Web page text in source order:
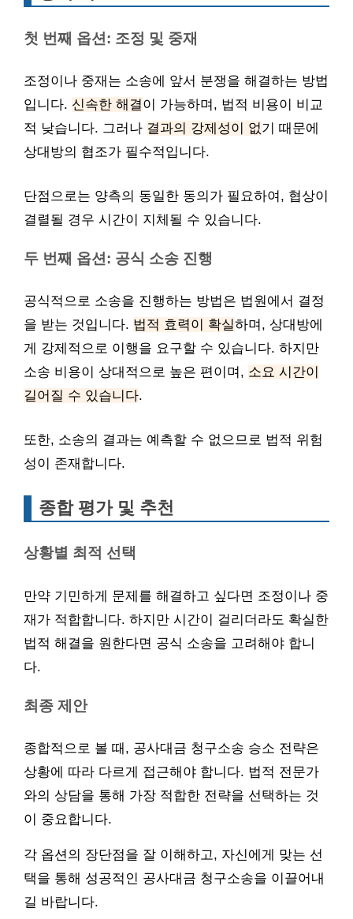
첫 번째 옵션: 조정 및 중재
조정이나 중재는 소송에 앞서 분쟁을 해결하는 방법
입니다. 신속한 해결이 가능하며, 법적 비용이 비교
적 낮습니다. 그러나 결과의 강제성이 없기 때문에
상대방의 협조가 필수적입니다.
단점으로는 양측의 동일한 동의가 필요하여, 협상이
결렬될 경우 시간이 지체될 수 있습니다.
두 번째 옵션: 공식 소송 진행
공식적으로 소송을 진행하는 방법은 법원에서 결정
을 받는 것입니다. 법적 효력이 확실하며, 상대방에
게 강제적으로 이행을 요구할 수 있습니다. 하지만
소송 비용이 상대적으로 높은 편이며, 소요 시간이
길어질 수 있습니다.
또한, 소송의 결과는 예측할 수 없으므로 법적 위험
성이 존재합니다.
종합 평가 및 추천
상황별 최적 선택
만약 기민하게 문제를 해결하고 싶다면 조정이나 중
재가 적합합니다. 하지만 시간이 걸리더라도 확실한
법적 해결을 원한다면 공식 소송을 고려해야 합니
다.
최종 제안
종합적으로 볼 때, 공사대금 청구소송 승소 전략은
상황에 따라 다르게 접근해야 합니다. 법적 전문가
와의 상담을 통해 가장 적합한 전략을 선택하는 것
이 중요합니다.
각 옵션의 장단점을 잘 이해하고, 자신에게 맞는 선
택을 통해 성공적인 공사대금 청구소송을 이끌어내
길 바랍니다.